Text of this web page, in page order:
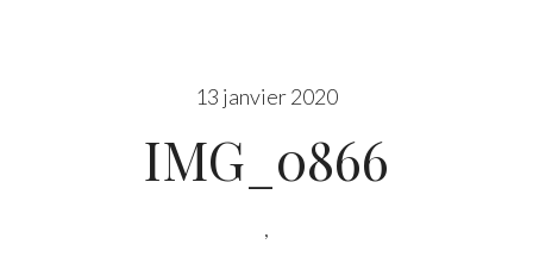
13 janvier 2020
IMG_0866
,